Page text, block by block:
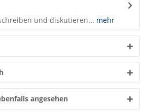
und diskutieren... mehr
angesehen